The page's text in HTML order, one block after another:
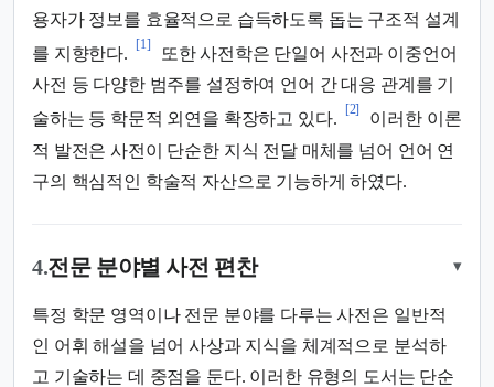
용자가 정보를 효율적으로 습득하도록 돕는 구조적 설계
를 지향한다.
[1]
또한 사전학은 단일어 사전과 이중언어
사전 등 다양한 범주를 설정하여 언어 간 대응 관계를 기
술하는 등 학문적 외연을 확장하고 있다.
[2]
이러한 이론
적 발전은 사전이 단순한 지식 전달 매체를 넘어 언어 연
구의 핵심적인 학술적 자산으로 기능하게 하였다.
4.전문 분야별 사전 편찬 ▾
특정 학문 영역이나 전문 분야를 다루는 사전은 일반적
인 어휘 해설을 넘어 사상과 지식을 체계적으로 분석하
고 기술하는 데 중점을 둔다. 이러한 유형의 도서는 단순